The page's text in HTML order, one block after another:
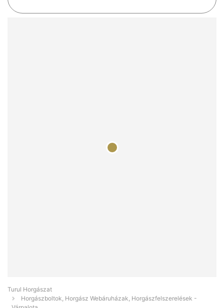
Turul Horgászat
Horgászboltok, Horgász Webáruházak, Horgászfelszerelések -